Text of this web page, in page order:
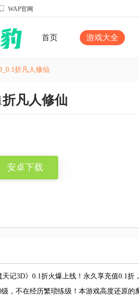
 WAP官网
首页 游戏大全
折凡人修仙
凡人修仙
安卓下载
天记3D》0.1折火爆上线！永久享充值0.1
级，不在经历繁琐练级！本游戏高度还原